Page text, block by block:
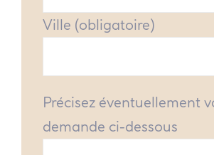
Ville (obligatoire)
Précisez éventuellement
demande ci-dessous